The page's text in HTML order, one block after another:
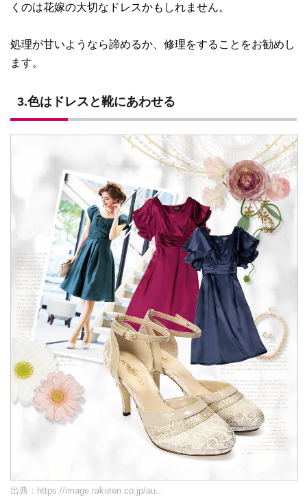
くのは花嫁の大切なドレスかもしれません。
処理が甘いようなら諦めるか、修理をすることをお勧めし
ます。
3.色はドレスと靴にあわせる
出典： https://image.rakuten.co.jp/au...